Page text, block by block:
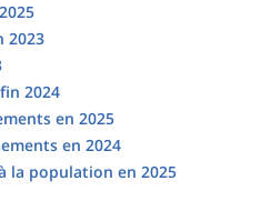
2023
2024
en 2025
en 2024
la population en 2025